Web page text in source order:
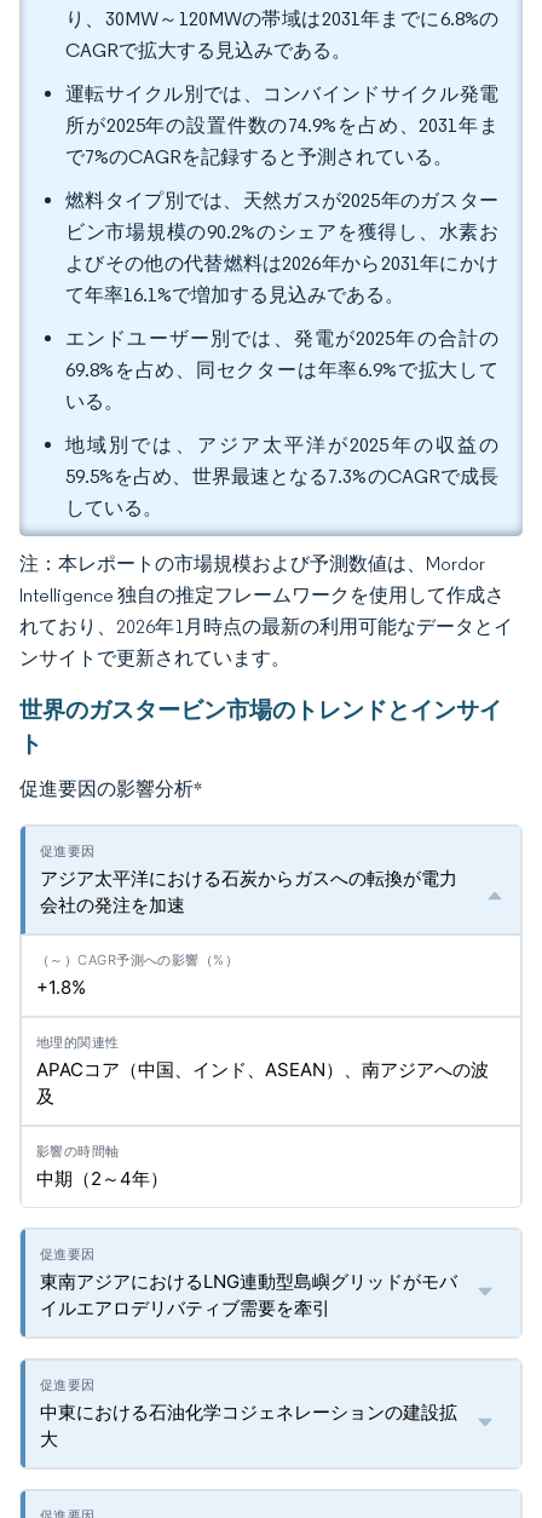
り、30MW～120MWの帯域は2031年までに6.8%の
CAGRで拡大する見込みである。
運転サイクル別では、コンバインドサイクル発電
所が2025年の設置件数の74.9%を占め、2031年ま
で7%のCAGRを記録すると予測されている。
燃料タイプ別では、天然ガスが2025年のガスター
ビン市場規模の90.2%のシェアを獲得し、水素お
よびその他の代替燃料は2026年から2031年にかけ
て年率16.1%で増加する見込みである。
エンドユーザー別では、発電が2025年の合計の
69.8%を占め、同セクターは年率6.9%で拡大して
いる。
地域別では、アジア太平洋が2025年の収益の
59.5%を占め、世界最速となる7.3%のCAGRで成長
している。
注：本レポートの市場規模および予測数値は、Mordor
Intelligence 独自の推定フレームワークを使用して作成さ
れており、2026年1月時点の最新の利用可能なデータとイ
ンサイトで更新されています。
世界のガスタービン市場のトレンドとインサイ
ト
促進要因の影響分析*
アジア太平洋における石炭からガスへの転換が電力
会社の発注を加速
+1.8%
APACコア（中国、インド、ASEAN）、南アジアへの波
及
中期（2～4年）
東南アジアにおけるLNG連動型島嶼グリッドがモバ
イルエアロデリバティブ需要を牽引
中東における石油化学コジェネレーションの建設拡
大